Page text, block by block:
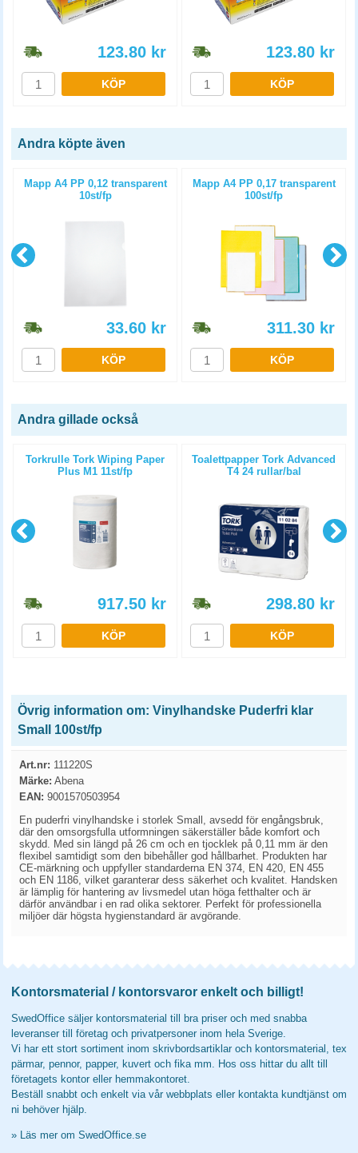
123.80 kr
KÖP
123.80 kr
KÖP
Andra köpte även
Mapp A4 PP 0,12 transparent
10st/fp
33.60 kr
KÖP
Mapp A4 PP 0,17 transparent
100st/fp
311.30 kr
KÖP
Andra gillade också
Torkrulle Tork Wiping Paper
Plus M1 11st/fp
917.50 kr
KÖP
Toalettpapper Tork Advanced
T4 24 rullar/bal
298.80 kr
KÖP
Övrig information om: Vinylhandske Puderfri klar
Small 100st/fp
Art.nr: 111220S
Märke: Abena
EAN: 9001570503954
En puderfri vinylhandske i storlek Small, avsedd för engångsbruk,
där den omsorgsfulla utformningen säkerställer både komfort och
skydd. Med sin längd på 26 cm och en tjocklek på 0,11 mm är den
flexibel samtidigt som den bibehåller god hållbarhet. Produkten har
CE-märkning och uppfyller standarderna EN 374, EN 420, EN 455
och EN 1186, vilket garanterar dess säkerhet och kvalitet. Handsken
är lämplig för hantering av livsmedel utan höga fetthalter och är
därför användbar i en rad olika sektorer. Perfekt för professionella
miljöer där högsta hygienstandard är avgörande.
Kontorsmaterial / kontorsvaror enkelt och billigt!
SwedOffice säljer kontorsmaterial till bra priser och med snabba
leveranser till företag och privatpersoner inom hela Sverige.
Vi har ett stort sortiment inom skrivbordsartiklar och kontorsmaterial, tex
pärmar, pennor, papper, kuvert och fika mm. Hos oss hittar du allt till
företagets kontor eller hemmakontoret.
Beställ snabbt och enkelt via vår webbplats eller kontakta kundtjänst om
ni behöver hjälp.
» Läs mer om SwedOffice.se